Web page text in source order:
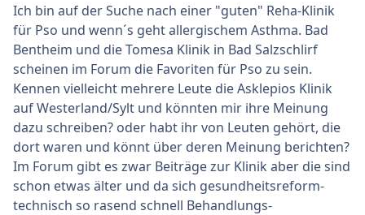
Ich bin auf der Suche nach einer "guten" Reha-Klinik
für Pso und wenn´s geht allergischem Asthma. Bad
Bentheim und die Tomesa Klinik in Bad Salzschlirf
scheinen im Forum die Favoriten für Pso zu sein.
Kennen vielleicht mehrere Leute die Asklepios Klinik
auf Westerland/Sylt und könnten mir ihre Meinung
dazu schreiben? oder habt ihr von Leuten gehört, die
dort waren und könnt über deren Meinung berichten?
Im Forum gibt es zwar Beiträge zur Klinik aber die sind
schon etwas älter und da sich gesundheitsreform-
technisch so rasend schnell Behandlungs-